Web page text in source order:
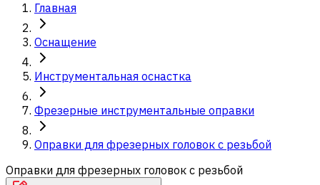
Главная
Оснащение
Инструментальная оснастка
Фрезерные инструментальные оправки
Оправки для фрезерных головок с резьбой
Оправки для фрезерных головок с резьбой